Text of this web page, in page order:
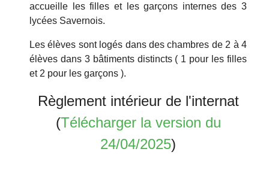
accueille les filles et les garçons internes des 3
lycées Savernois.
Les élèves sont logés dans des chambres de 2 à 4
élèves dans 3 bâtiments distincts ( 1 pour les filles
et 2 pour les garçons ).
Règlement intérieur de l'internat
(Télécharger la version du
24/04/2025)